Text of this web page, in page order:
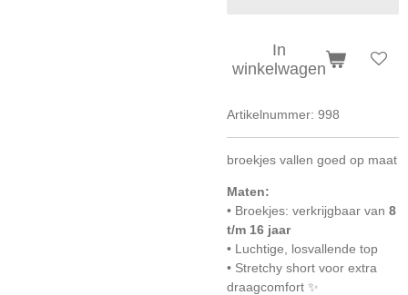
In
winkelwagen
Artikelnummer: 998
broekjes vallen goed op maat
Maten:
• Broekjes: verkrijgbaar van 8
t/m 16 jaar
• Luchtige, losvallende top
• Stretchy short voor extra
draagcomfort ✨